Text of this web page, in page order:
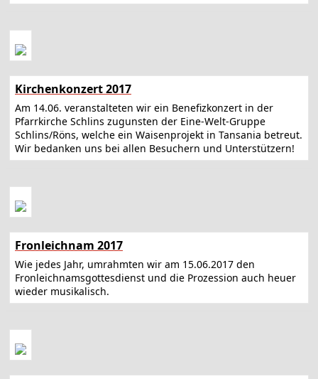
Kirchenkonzert 2017
Am 14.06. veranstalteten wir ein Benefizkonzert in der
Pfarrkirche Schlins zugunsten der Eine-Welt-Gruppe
Schlins/Röns, welche ein Waisenprojekt in Tansania betreut.
Wir bedanken uns bei allen Besuchern und Unterstützern!
Fronleichnam 2017
Wie jedes Jahr, umrahmten wir am 15.06.2017 den
Fronleichnamsgottesdienst und die Prozession auch heuer
wieder musikalisch.